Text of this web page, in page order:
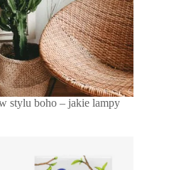
stylu boho – jakie lampy